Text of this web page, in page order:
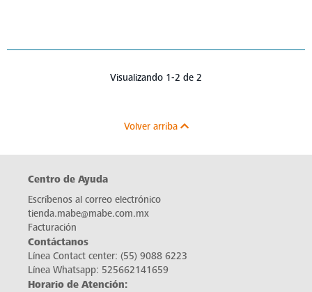
Visualizando 1-2 de 2
Volver arriba
Centro de Ayuda
Escríbenos al correo electrónico
tienda.mabe@mabe.com.mx
Facturación
Contáctanos
Línea Contact center: (55) 9088 6223
Línea Whatsapp: 525662141659
Horario de Atención: